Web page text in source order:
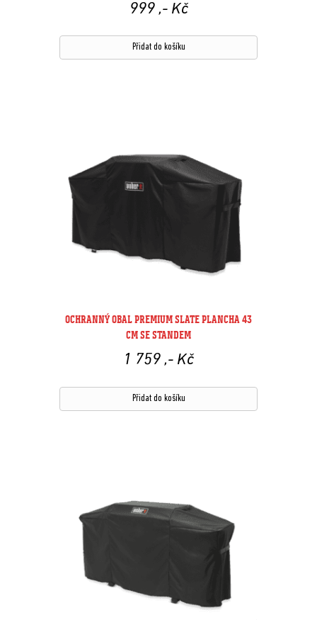
999 ,- Kč
Přidat do košíku
OCHRANNÝ OBAL PREMIUM SLATE PLANCHA 43
CM SE STANDEM
1 759 ,- Kč
Přidat do košíku